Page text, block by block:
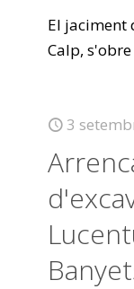
El jaciment
Calp,
3